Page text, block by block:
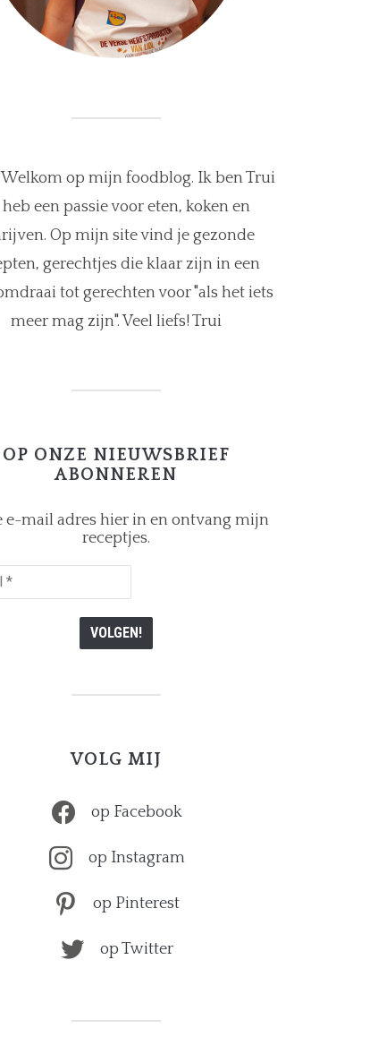
Welkom op mijn foodblog. Ik ben Trui
een passie voor eten, koken en
Op mijn site vind je gezonde
gerechtjes die klaar zijn in een
tot gerechten voor "als het iets
meer mag zijn". Veel liefs! Trui
OP ONZE NIEUWSBRIEF
ABONNEREN
e-mail adres hier in en ontvang mijn
receptjes.
VOLG MIJ
op Facebook
op Instagram
op Pinterest
op Twitter